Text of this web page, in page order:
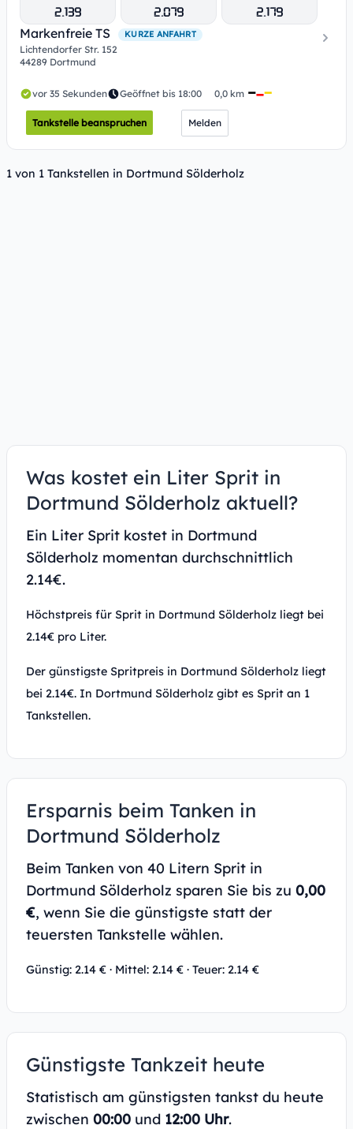
2.139 2.079
2.179
Markenfreie TS
KURZE ANFAHRT
Lichtendorfer Str. 152
44289 Dortmund
vor 35 Sekunden Geöffnet bis 18:00 0,0 km
Tankstelle beanspruchen Melden
1 von 1 Tankstellen in Dortmund Sölderholz
Was kostet ein Liter Sprit in
Dortmund Sölderholz aktuell?
Ein Liter Sprit kostet in Dortmund
Sölderholz momentan durchschnittlich
2.14€.
Höchstpreis für Sprit in Dortmund Sölderholz liegt bei
2.14€ pro Liter.
Der günstigste Spritpreis in Dortmund Sölderholz liegt
bei 2.14€. In Dortmund Sölderholz gibt es Sprit an 1
Tankstellen.
Ersparnis beim Tanken in
Dortmund Sölderholz
Beim Tanken von 40 Litern Sprit in
Dortmund Sölderholz sparen Sie bis zu 0,00
€, wenn Sie die günstigste statt der
teuersten Tankstelle wählen.
Günstig: 2.14 € · Mittel: 2.14 € · Teuer: 2.14 €
Günstigste Tankzeit heute
Statistisch am günstigsten tankst du heute
zwischen 00:00 und 12:00 Uhr.